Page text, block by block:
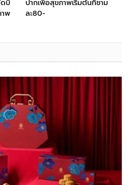
บี
พ
ปากเพื่อสุขภาพเริ่มต้นที่ชาม
ละ80-